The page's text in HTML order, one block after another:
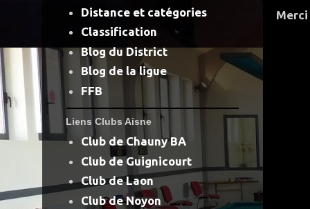
Merci
Distance et catégories
Classification
Blog du District
Blog de la ligue
FFB
Liens Clubs Aisne
Club de Chauny BA
Club de Guignicourt
Club de Laon
Club de Noyon